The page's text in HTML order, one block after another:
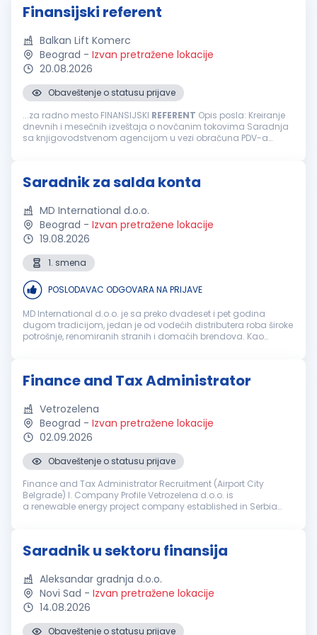
Finansijski referent
Balkan Lift Komerc
Beograd - Izvan pretražene lokacije
20.08.2026
Obaveštenje o statusu prijave
...za radno mesto FINANSIJSKI REFERENT Opis posla: Kreiranje
dnevnih i mesečnih izveštaja o novčanim tokovima Saradnja
sa knjigovodstvenom agencijom u vezi obračuna PDV-a
Saradnik za salda konta
MD International d.o.o.
Beograd - Izvan pretražene lokacije
19.08.2026
1. smena
POSLODAVAC ODGOVARA NA PRIJAVE
MD International d.o.o. je sa preko dvadeset i pet godina
dugom tradicijom, jedan je od vodećih distributera roba široke
potrošnje, renomiranih stranih i domaćih brendova. Kao
Finance and Tax Administrator
Vetrozelena
Beograd - Izvan pretražene lokacije
02.09.2026
Obaveštenje o statusu prijave
Finance and Tax Administrator Recruitment (Airport City
Belgrade) I. Company Profile Vetrozelena d.o.o. is
a renewable energy project company established in Serbia
Saradnik u sektoru finansija
Aleksandar gradnja d.o.o.
Novi Sad - Izvan pretražene lokacije
14.08.2026
Obaveštenje o statusu prijave